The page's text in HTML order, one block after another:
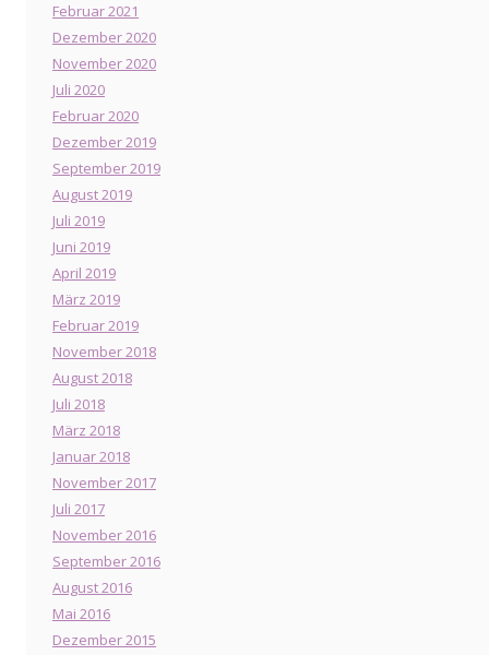
Februar 2021
Dezember 2020
November 2020
Juli 2020
Februar 2020
Dezember 2019
September 2019
August 2019
Juli 2019
Juni 2019
April 2019
März 2019
Februar 2019
November 2018
August 2018
Juli 2018
März 2018
Januar 2018
November 2017
Juli 2017
November 2016
September 2016
August 2016
Mai 2016
Dezember 2015